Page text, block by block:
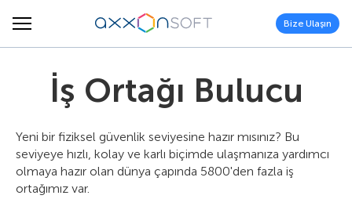
Bize Ulaşın
İş Ortağı Bulucu
Yeni bir fiziksel güvenlik seviyesine hazır mısınız? Bu
seviyeye hızlı, kolay ve karlı biçimde ulaşmanıza yardımcı
olmaya hazır olan dünya çapında 5800'den fazla iş
ortağımız var.